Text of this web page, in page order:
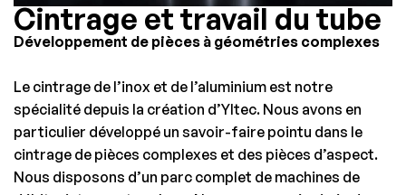
Cintrage et travail du tube
Développement de pièces à géométries complexes
Le cintrage de l’inox et de l’aluminium est notre
spécialité depuis la création d’Yltec. Nous avons en
particulier développé un savoir-faire pointu dans le
cintrage de pièces complexes et des pièces d’aspect.
Nous disposons d’un parc complet de machines de